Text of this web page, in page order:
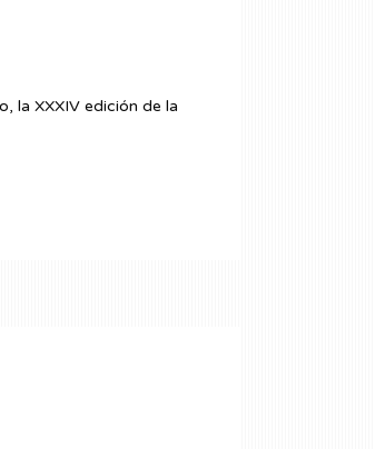
la XXXIV edición de la